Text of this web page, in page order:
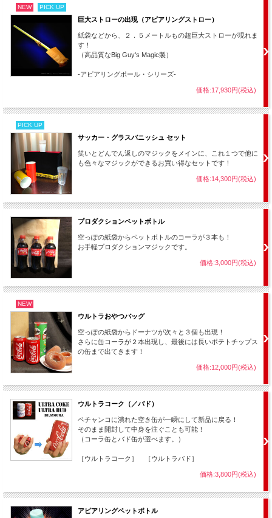
┃セット内容：
・専用グラス（超耐久性プラスチック製 高さ22cm 幅11.5cm）
・専用ギミック
・オンライン解説動画（英語字幕）
※オンライン動画解説は英語字幕となりますが、非常にシンプルな内
容で簡単に理解できます。
※ハンカチは付属しませんのでお手持ちのものをお使いください。
※色の変わる順番は商品によって動画とは多少異なる場合がありま
す。
NEW PICK UP
巨大ストローの出現（アピアリングストロー）
紙袋などから、２．５メートルもの超巨大ストローが現れま
す！
（高品質なBig Guy's Magic製）
-アピアリングポール・シリーズ-
価格:17,930円(税込)
PICK UP
サッカー・グラスバニッシュ セット
笑いとどんでん返しのマジックをメインに、これ１つで他に
も色々なマジックができるお買い得なセットです！
価格:14,300円(税込)
プロダクションペットボトル
空っぽの紙袋からペットボトルのコーラが３本も！
お手軽プロダクションマジックです。
価格:3,000円(税込)
NEW
ウルトラおやつバッグ
空っぽの紙袋からドーナツが次々と３個も出現！
さらに缶コーラが２本出現し、最後には長いポテトチップス
の缶まで出てきます！
価格:12,000円(税込)
ウルトラコーク（／バド）
ペチャンコに潰れた空き缶が一瞬にして新品に戻る！
そのまま開封して中身を注ぐことも可能！
（コーラ缶とバド缶が選べます。）
［ウルトラコーク］ ［ウルトラバド］
価格:3,800円(税込)
アピアリングペットボトル